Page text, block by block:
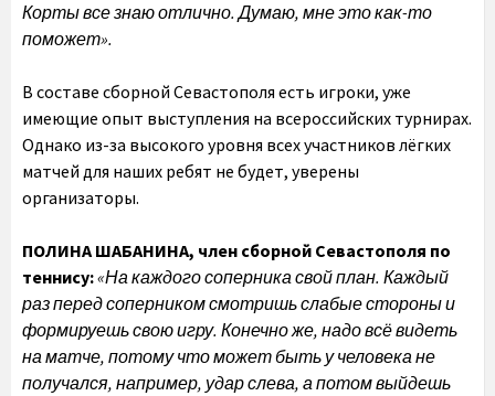
Корты все знаю отлично. Думаю, мне это как-то
поможет».
В составе сборной Севастополя есть игроки, уже
имеющие опыт выступления на всероссийских турнирах.
Однако из-за высокого уровня всех участников лёгких
матчей для наших ребят не будет, уверены
организаторы.
ПОЛИНА ШАБАНИНА, член сборной Севастополя по
теннису:«На каждого соперника свой план. Каждый
раз перед соперником смотришь слабые стороны и
формируешь свою игру. Конечно же, надо всё видеть
на матче, потому что может быть у человека не
получался, например, удар слева, а потом выйдешь